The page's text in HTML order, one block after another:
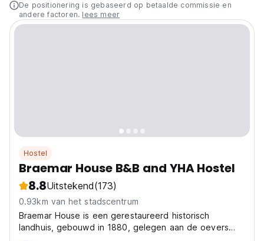
De positionering is gebaseerd op betaalde commissie en
andere factoren. lees meer
Hostel
Braemar House B&B and YHA Hostel
8.8Uitstekend(173)
0.93km van het stadscentrum
Braemar House is een gerestaureerd historisch
landhuis, gebouwd in 1880, gelegen aan de oevers